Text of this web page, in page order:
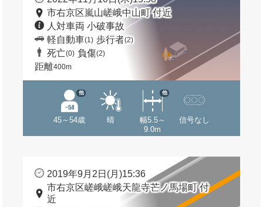
市右京区嵐山嵯峨中山町 付近
人対車両 小破事故
軽自動車(1) 歩行者(2)
死亡(0) 負傷(2)
距離400m
45～54歳
他
晴
幅5.5～
9.0m
他
信号なし
2019年9月2日(月)15:36
市右京区嵯峨嵯峨天龍寺芒ノ馬場町 付
近